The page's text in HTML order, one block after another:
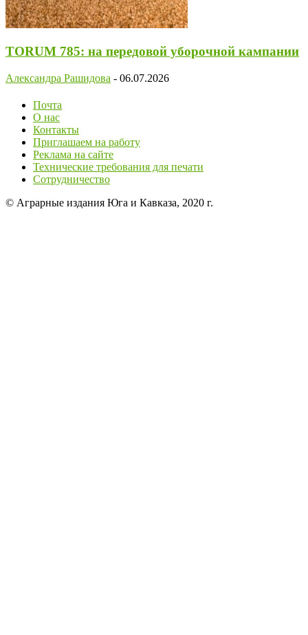
TORUM 785: на передовой уборочной кампании
Александра Рашидова - 06.07.2026
Почта
О нас
Контакты
Приглашаем на работу
Реклама на сайте
Технические требования для печати
Сотрудничество
© Аграрные издания Юга и Кавказа, 2020 г.